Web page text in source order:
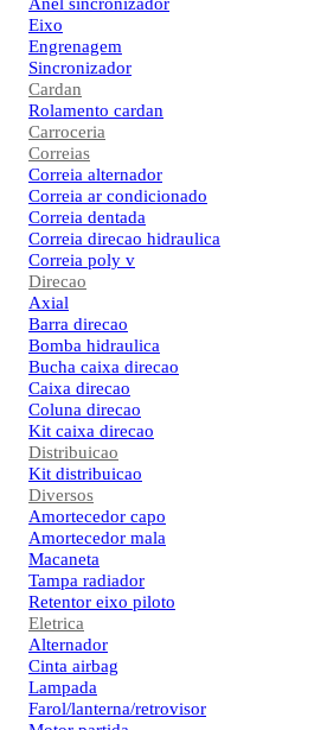
Anel sincronizador
Eixo
Engrenagem
Sincronizador
Cardan
Rolamento cardan
Carroceria
Correias
Correia alternador
Correia ar condicionado
Correia dentada
Correia direcao hidraulica
Correia poly v
Direcao
Axial
Barra direcao
Bomba hidraulica
Bucha caixa direcao
Caixa direcao
Coluna direcao
Kit caixa direcao
Distribuicao
Kit distribuicao
Diversos
Amortecedor capo
Amortecedor mala
Macaneta
Tampa radiador
Retentor eixo piloto
Eletrica
Alternador
Cinta airbag
Lampada
Farol/lanterna/retrovisor